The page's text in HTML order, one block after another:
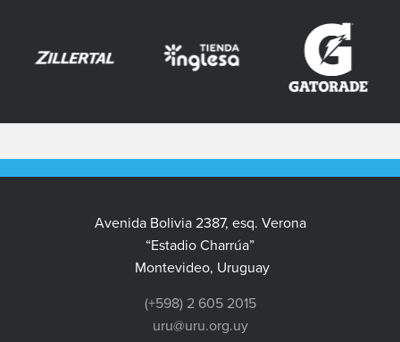
Avenida Bolivia 2387, esq. Verona
“Estadio Charrúa”
Montevideo, Uruguay
(+598) 2 605 2015
uru@uru.org.uy